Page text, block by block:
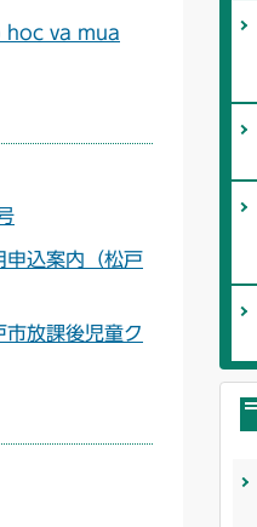
va mua
込案内（松戸
放課後児童ク